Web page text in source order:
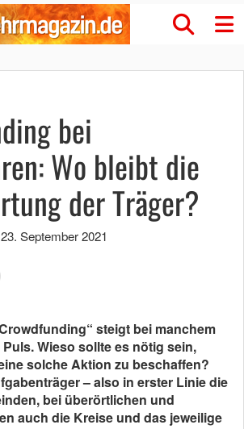
bei
Wo bleibt die
der Träger?
23. September 2021
steigt bei manchem
Wieso sollte es nötig sein,
solche Aktion zu beschaffen?
– also in erster Linie die
bei überörtlichen und
auch die Kreise und das jeweilige